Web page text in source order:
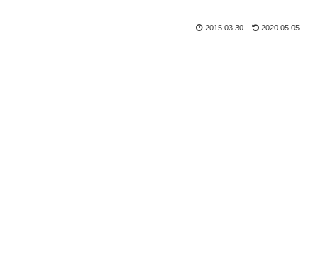
2015.03.30 2020.05.05